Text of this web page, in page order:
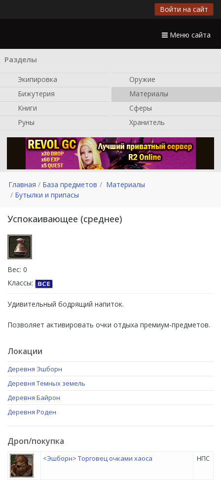
Войти на сайт
Меню сайта
Разделы
Экипировка
Оружие
Бижутерия
Материалы
Книги
Сферы
Руны
Хранитель
Главная База предметов
Материалы
Бутылки и припасы
Успокаивающее (среднее)
Вес: 0
Классы:
Удивительный бодрящий напиток.
Позволяет активировать очки отдыха премиум-предметов.
Локации
Деревня Эшборн
Деревня Темных земель
Деревня Байрон
Деревня Роден
Дроп/покупка
<Эшборн> Торговец очками хаоса НПС